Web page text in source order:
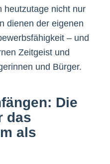
heutzutage nicht nur
dienen der eigenen
– und
Zeitgeist und
und Bürger.
Die
das
als